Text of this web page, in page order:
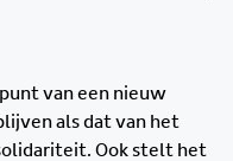
van een nieuw
als dat van het
Ook stelt het